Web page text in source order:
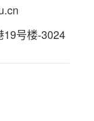
19号楼-3024